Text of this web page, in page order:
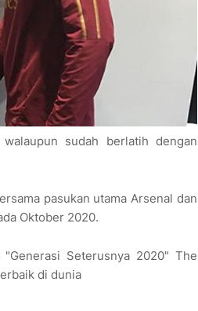
sudah berlatih dengan
pasukan utama Arsenal dan
Oktober 2020.
Seterusnya 2020" The
di dunia